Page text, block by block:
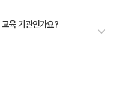
로직을 구현하는 옵션에 대
일입니다. 최신 일정은
육 기관인가요?